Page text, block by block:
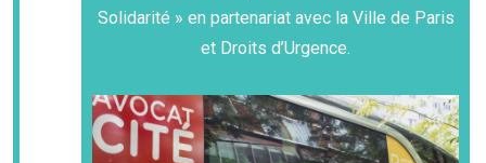
Solidarité » en partenariat avec la Ville de Paris
et Droits d’Urgence.